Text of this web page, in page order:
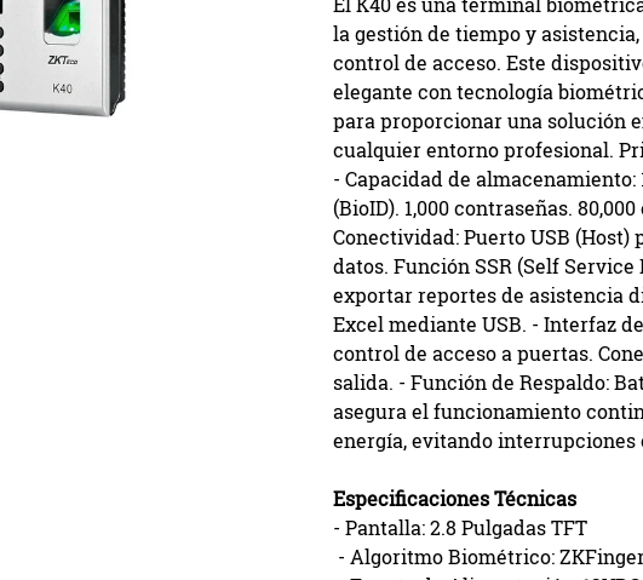
la gestión de tiempo y asistencia,
control de acceso. Este
elegante con tecnología
para proporcionar una solución
cualquier entorno profesional.
- Capacidad de
(BioID). 1,000 contraseñas.
Conectividad: Puerto USB (Host)
datos. Función SSR (Self
exportar reportes de asistencia
Excel mediante USB. - Interfaz
control de acceso a puertas.
salida. - Función de Respaldo:
asegura el funcionamiento
energía, evitando interrupciones
Especificaciones Técnicas
- Pantalla: 2.8 Pulgadas TFT
- Algoritmo Biométrico: